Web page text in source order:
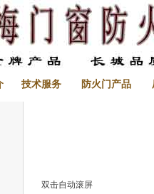
技术服务 防火门产品
双击自动滚屏